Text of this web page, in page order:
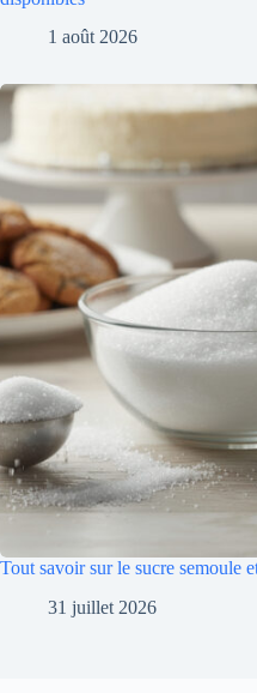
1 août 2026
Tout savoir sur le sucre semoule
31 juillet 2026